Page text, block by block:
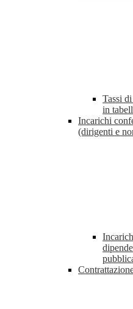
Tassi
in
Incarichi
(dirigenti e